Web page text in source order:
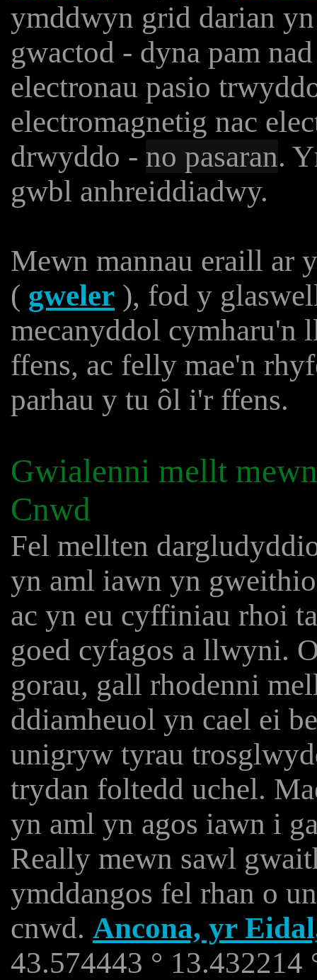
ymddwyn grid darian
gwactod - dyna pam
electronau pasio
electromagnetig nac
drwyddo - no pasaran.
gwbl anhreiddiadwy.
Mewn mannau eraill ar
( gweler ), fod y
mecanyddol cymharu'n
ffens, ac felly mae'n
parhau y tu ôl i'r ffens.
Gwialenni mellt
Cnwd
Fel mellten
yn aml iawn yn
ac yn eu cyffiniau rhoi
goed cyfagos a llwyni.
gorau, gall rhodenni
ddiamheuol yn cael ei
unigryw tyrau
trydan foltedd uchel.
yn aml yn agos iawn i
Really mewn sawl
ymddangos fel rhan o
cnwd. Ancona, yr
43.574443 °